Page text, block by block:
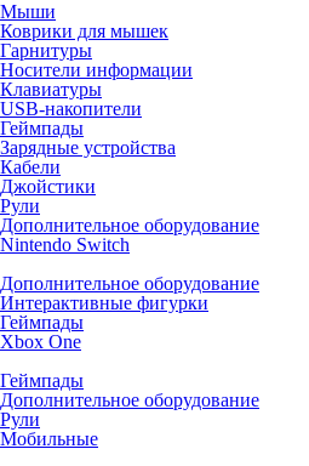
Мыши
Коврики для мышек
Гарнитуры
Носители информации
Клавиатуры
USB-накопители
Геймпады
Зарядные устройства
Кабели
Джойстики
Рули
Дополнительное оборудование
Nintendo Switch
Дополнительное оборудование
Интерактивные фигурки
Геймпады
Xbox One
Геймпады
Дополнительное оборудование
Рули
Мобильные